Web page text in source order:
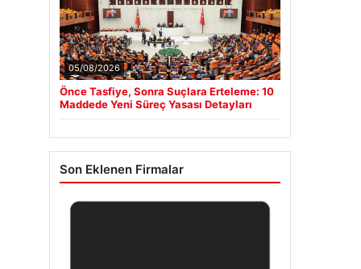
05/08/2026
Önce Tasfiye, Sonra Suçlara Erteleme: 10
Maddede Yeni Süreç Yasası Detayları
Son Eklenen Firmalar